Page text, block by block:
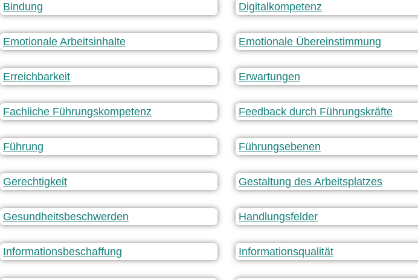
Bindung Digitalkompetenz
Emotionale Arbeitsinhalte Emotionale Übereinstimmung
Erreichbarkeit Erwartungen
Fachliche Führungskompetenz Feedback durch Führungskräfte
Führung Führungsebenen
Gerechtigkeit Gestaltung des Arbeitsplatzes
Gesundheitsbeschwerden Handlungsfelder
Informationsbeschaffung Informationsqualität